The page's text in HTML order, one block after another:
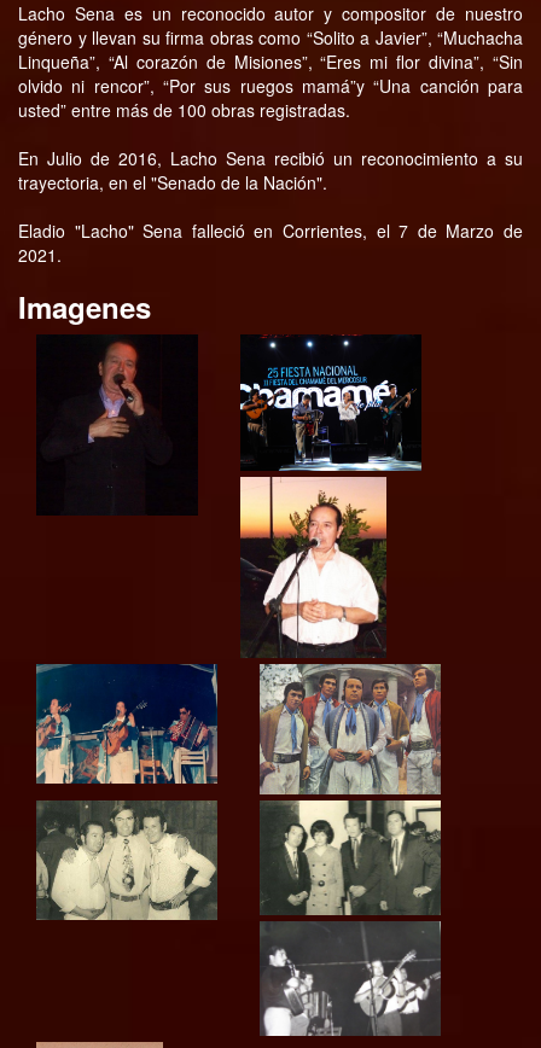
Lacho Sena es un reconocido autor y compositor de nuestro
género y llevan su firma obras como “Solito a Javier”, “Muchacha
Linqueña”, “Al corazón de Misiones”, “Eres mi flor divina”, “Sin
olvido ni rencor”, “Por sus ruegos mamá”y “Una canción para
usted” entre más de 100 obras registradas.
En Julio de 2016, Lacho Sena recibió un reconocimiento a su
trayectoria, en el "Senado de la Nación".
Eladio "Lacho" Sena falleció en Corrientes, el 7 de Marzo de
2021.
Imagenes